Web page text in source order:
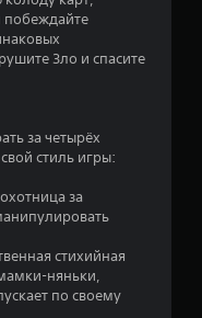
з
т
побеждайте
Зло и спасите
за четырёх
стиль игры:
за
стихийная
няньки,
по своему